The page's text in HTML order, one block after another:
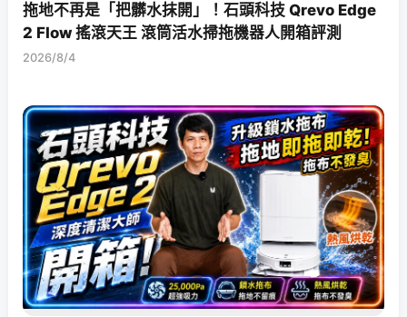
拖地不再是「把髒水抹開」！石頭科技 Qrevo Edge
2 Flow 搖滾天王 滾筒活水掃拖機器人開箱評測
2026/8/4